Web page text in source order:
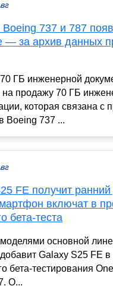
737 и 787
— за архив данных
ГБ инженерной
на продажу 70 ГБ
которая связана с
Boeing 737 ...
FE получит ранний
включат в
бета-теста
основной
Galaxy S25 FE
бета-тестирования
О...